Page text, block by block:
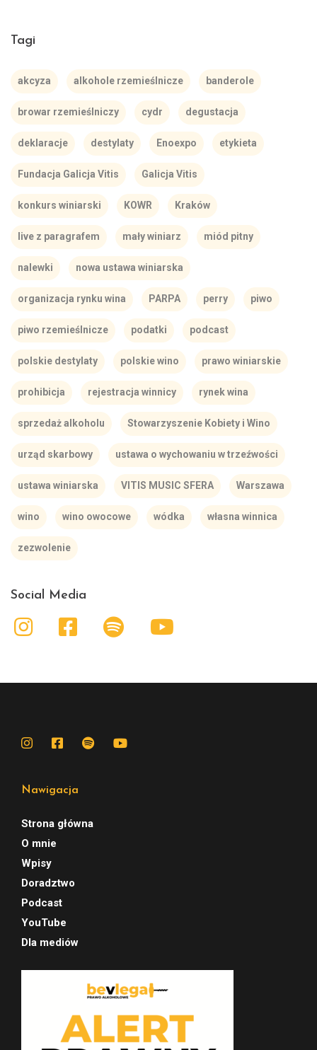
Tagi
akcyza alkohole rzemieślnicze banderole
browar rzemieślniczy cydr degustacja
deklaracje destylaty Enoexpo etykieta
Fundacja Galicja Vitis Galicja Vitis
konkurs winiarski KOWR Kraków
live z paragrafem mały winiarz miód pitny
nalewki nowa ustawa winiarska
organizacja rynku wina PARPA perry piwo
piwo rzemieślnicze podatki podcast
polskie destylaty polskie wino prawo winiarskie
prohibicja rejestracja winnicy rynek wina
sprzedaż alkoholu Stowarzyszenie Kobiety i Wino
urząd skarbowy ustawa o wychowaniu w trzeźwości
ustawa winiarska VITIS MUSIC SFERA Warszawa
wino wino owocowe wódka własna winnica
zezwolenie
Social Media
Nawigacja
Strona główna
O mnie
Wpisy
Doradztwo
Podcast
YouTube
Dla mediów